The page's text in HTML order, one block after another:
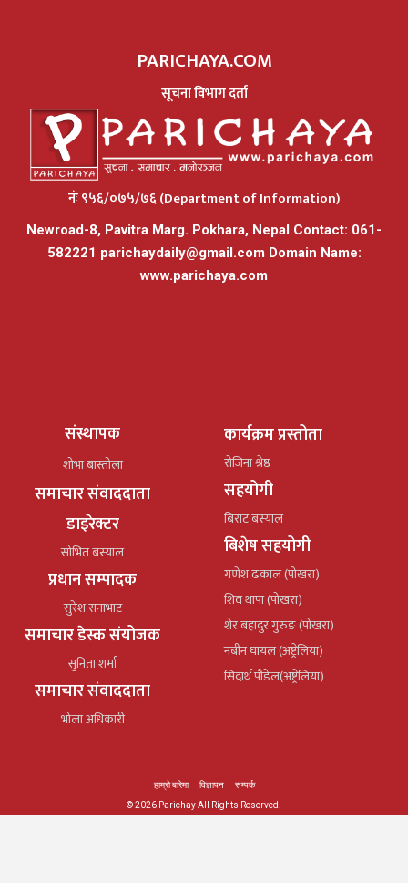
PARICHAYA.COM
सूचना विभाग दर्ता
नंः ९५६/०७५/७६ (Department of Information)
Newroad-8, Pavitra Marg. Pokhara, Nepal Contact: 061-
582221 parichaydaily@gmail.comDomain Name:
www.parichaya.com
संस्थापक
शोभा बास्तोला
समाचार संवाददाता
डाइरेक्टर
सोभित बस्याल
प्रधान सम्पादक
सुरेश रानाभाट
समाचार डेस्क संयोजक
सुनिता शर्मा
समाचार संवाददाता
भोला अधिकारी
कार्यक्रम प्रस्तोता
रोजिना श्रेष्ठ
सहयोगी
बिराट बस्याल
बिशेष सहयोगी
गणेश ढकाल (पोखरा)
शिव थापा (पोखरा)
शेर बहादुर गुरुङ (पोखरा)
नबीन घायल (अष्ट्रेलिया)
सिदार्थ पौडेल(अष्ट्रेलिया)
हाम्रो बारेमा विज्ञापन
सम्पर्क
© 2026 Parichay All Rights Reserved.